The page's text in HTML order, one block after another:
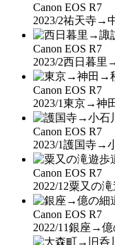
Canon EOS R7
2023/2祐天寺→
Canon EOS R7
2023/2西日暮里
Canon EOS R7
2023/1東京→神
Canon EOS R7
2023/1護国寺→
Canon EOS R7
2022/12粟又の
Canon EOS R7
2022/11銀座→億